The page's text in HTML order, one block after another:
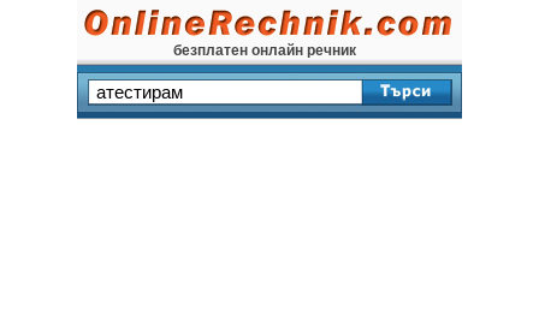
безплатен онлайн речник